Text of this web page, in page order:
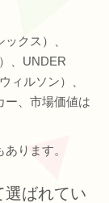
クス）、
、UNDER
ィルソン）、
ー、市場価値は
ります。
選ばれてい